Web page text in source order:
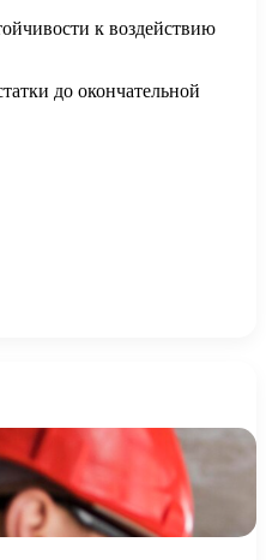
к воздействию
до окончательной